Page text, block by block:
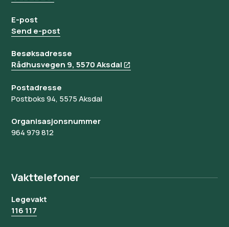
E-post
Send e-post
Besøksadresse
Rådhusvegen 9, 5570 Aksdal
Postadresse
Postboks 94, 5575 Aksdal
Organisasjonsnummer
964 979 812
Vakttelefoner
Legevakt
116 117